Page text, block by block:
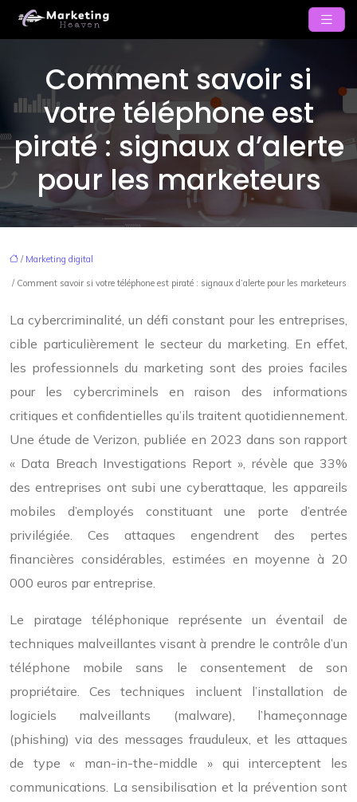
Comment savoir si
votre téléphone est
piraté : signaux d’alerte
pour les marketeurs
/ Marketing digital
/ Comment savoir si votre téléphone est piraté : signaux d’alerte pour les marketeurs
La cybercriminalité, un défi constant pour les entreprises,
cible particulièrement le secteur du marketing. En effet,
les professionnels du marketing sont des proies faciles
pour les cybercriminels en raison des informations
critiques et confidentielles qu’ils traitent quotidiennement.
Une étude de Verizon, publiée en 2023 dans son rapport
« Data Breach Investigations Report », révèle que 33%
des entreprises ont subi une cyberattaque, les appareils
mobiles d’employés constituant une porte d’entrée
privilégiée. Ces attaques engendrent des pertes
financières considérables, estimées en moyenne à 20
000 euros par entreprise.
Le piratage téléphonique représente un éventail de
techniques malveillantes visant à prendre le contrôle d’un
téléphone mobile sans le consentement de son
propriétaire. Ces techniques incluent l’installation de
logiciels malveillants (malware), l’hameçonnage
(phishing) via des messages frauduleux, et les attaques
de type « man-in-the-middle » qui interceptent les
communications. La sensibilisation et la prévention sont